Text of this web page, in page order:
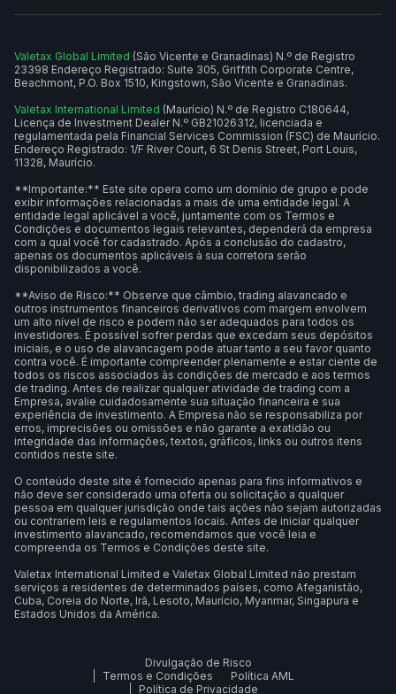
Valetax Global Limited (São Vicente e Granadinas) N.º de Registro
23398 Endereço Registrado: Suite 305, Griffith Corporate Centre,
Beachmont, P.O. Box 1510, Kingstown, São Vicente e Granadinas.
Valetax International Limited (Maurício) N.º de Registro C180644,
Licença de Investment Dealer N.º GB21026312, licenciada e
regulamentada pela Financial Services Commission (FSC) de Maurício.
Endereço Registrado: 1/F River Court, 6 St Denis Street, Port Louis,
11328, Maurício.
**Importante:** Este site opera como um domínio de grupo e pode
exibir informações relacionadas a mais de uma entidade legal. A
entidade legal aplicável a você, juntamente com os Termos e
Condições e documentos legais relevantes, dependerá da empresa
com a qual você for cadastrado. Após a conclusão do cadastro,
apenas os documentos aplicáveis à sua corretora serão
disponibilizados a você.
**Aviso de Risco:** Observe que câmbio, trading alavancado e
outros instrumentos financeiros derivativos com margem envolvem
um alto nível de risco e podem não ser adequados para todos os
investidores. É possível sofrer perdas que excedam seus depósitos
iniciais, e o uso de alavancagem pode atuar tanto a seu favor quanto
contra você. É importante compreender plenamente e estar ciente de
todos os riscos associados às condições de mercado e aos termos
de trading. Antes de realizar qualquer atividade de trading com a
Empresa, avalie cuidadosamente sua situação financeira e sua
experiência de investimento. A Empresa não se responsabiliza por
erros, imprecisões ou omissões e não garante a exatidão ou
integridade das informações, textos, gráficos, links ou outros itens
contidos neste site.
O conteúdo deste site é fornecido apenas para fins informativos e
não deve ser considerado uma oferta ou solicitação a qualquer
pessoa em qualquer jurisdição onde tais ações não sejam autorizadas
ou contrariem leis e regulamentos locais. Antes de iniciar qualquer
investimento alavancado, recomendamos que você leia e
compreenda os Termos e Condições deste site.
Valetax International Limited e Valetax Global Limited não prestam
serviços a residentes de determinados países, como Afeganistão,
Cuba, Coreia do Norte, Irã, Lesoto, Maurício, Myanmar, Singapura e
Estados Unidos da América.
Divulgação de Risco
Termos e Condições
Política AML
Política de Privacidade